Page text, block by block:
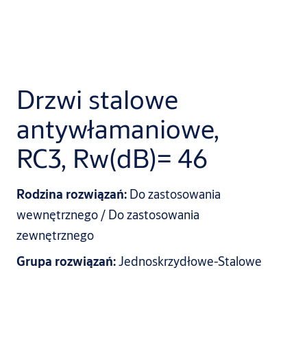
Drzwi stalowe
antywłamaniowe,
RC3, Rw(dB)= 46
Rodzina rozwiązań: Do zastosowania
wewnętrznego / Do zastosowania
zewnętrznego
Grupa rozwiązań:Jednoskrzydłowe-Stalowe